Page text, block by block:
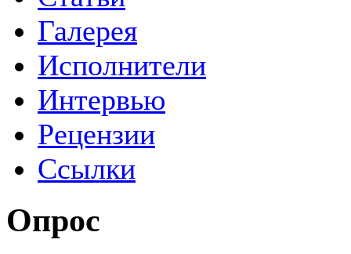
Галерея
Исполнители
Интервью
Рецензии
Ссылки
Опрос